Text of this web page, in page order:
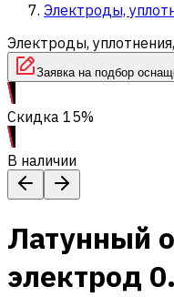
Электроды,
Электроды,
Заявка на подбор
Скидка 15%
В наличии
Латунный
электрод